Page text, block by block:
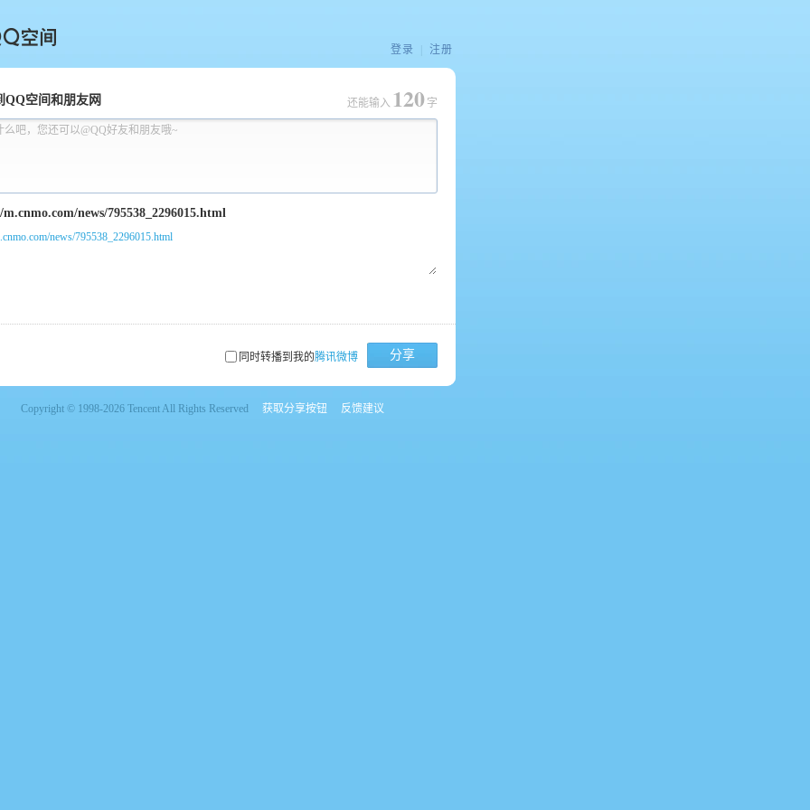
间
登录 注册
QQ空间和朋友网
么吧，您还可以@QQ好友和朋友哦~
还能输入 120 字
news/795538_2296015.html
同时转播到我的腾讯微博 分享
Copyright © 1998-2026 Tencent All Rights Reserved 获取分享按钮 反馈建议